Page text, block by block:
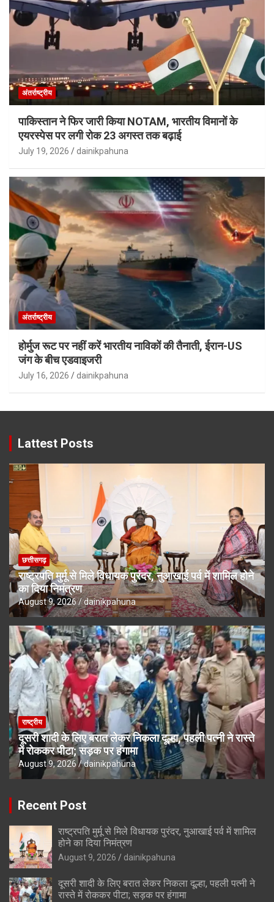
अंतर्राष्ट्रीय
पाकिस्तान ने फिर जारी किया NOTAM, भारतीय विमानों के
एयरस्पेस पर लगी रोक 23 अगस्त तक बढ़ाई
July 19, 2026 dainikpahuna
अंतर्राष्ट्रीय
होर्मुज रूट पर नहीं करें भारतीय नाविकों की तैनाती, ईरान-US
जंग के बीच एडवाइजरी
July 16, 2026 dainikpahuna
Lattest Posts
छत्तीसगढ़
राष्ट्रपति मुर्मू से मिले विधायक पुरंदर, नुआखाई पर्व में शामिल होने
का दिया निमंत्रण
August 9, 2026 dainikpahuna
राष्ट्रीय
दूसरी शादी के लिए बरात लेकर निकला दूल्हा, पहली पत्नी ने रास्ते
में रोककर पीटा; सड़क पर हंगामा
August 9, 2026 dainikpahuna
Recent Post
राष्ट्रपति मुर्मू से मिले विधायक पुरंदर, नुआखाई पर्व में शामिल
होने का दिया निमंत्रण
August 9, 2026 dainikpahuna
दूसरी शादी के लिए बरात लेकर निकला दूल्हा, पहली पत्नी ने
रास्ते में रोककर पीटा; सड़क पर हंगामा